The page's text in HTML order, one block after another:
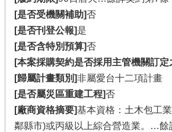
[是否受機關補助]否
[是否刊登公報]是
[是否含特別預算]否
[本案採購契約是否採用主管機關訂定
[歸屬計畫類別]非屬愛台十二項計畫
[是否屬災區重建工程]否
[廠商資格摘要]基本資格：土木包工
鄰縣市)或丙級以上綜合營造業。…餘